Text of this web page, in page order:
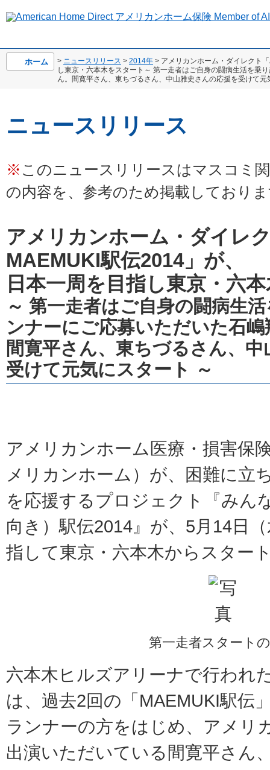
ホーム > ニュースリリース > 2014年 > アメリカンホーム・ダイレクト
し東京・六本木をスタート～ 第一走者はご自身の闘病生活を乗
ん。間寛平さん、東ちづるさん、中山雅史さんの応援を受けて元
ニュースリリース
※ このニュースリリースはマスコミ
の内容を、参考のため掲載しており
アメリカンホーム・ダイレ
MAEMUKI駅伝2014」が、
日本一周を目指し東京・六
～ 第一走者はご自身の闘病生
ンナーにご応募いただいた石
間寛平さん、東ちづるさん、
受けて元気にスタート ～
アメリカンホーム医療・損害保
メリカンホーム）が、困難に立
を応援するプロジェクト『みん
向き）駅伝2014』が、5月14日
指して東京・六本木からスター
第一走者スタート
六本木ヒルズアリーナで行われ
は、過去2回の「MAEMUKI駅伝
ランナーの方をはじめ、アメリ
出演いただいている間寛平さん